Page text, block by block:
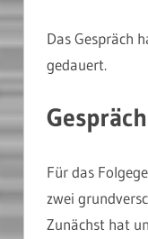
Das Gespräch
gedauert.
Für das
zwei
Zunächst hat